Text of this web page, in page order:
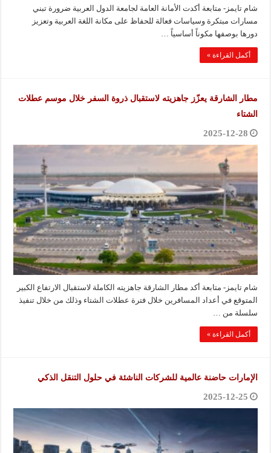
شام تايمز- متابعة أكدت الأمانة العامة لجامعة الدول العربية ضرورة تبني
مسارات مبتكرة وسياسات فعالة للحفاظ على مكانة اللغة العربية وتعزيز
دورها بوصفها مكوناً أساسياً …
أكمل القراءة »
مطار الشارقة يعزّز جاهزيته لاستقبال ذروة السفر خلال موسم عطلات
الشتاء
2025-12-28
شام تايمز- متابعة أكد مطار الشارقة جاهزيته الكاملة لاستقبال الارتفاع الكبير
المتوقع في أعداد المسافرين خلال فترة عطلات الشتاء وذلك من خلال تنفيذ
سلسلة من …
أكمل القراءة »
الإمارات حاضنة عالمية للشركات الناشئة في حلول التنقل الذكي
2025-12-25